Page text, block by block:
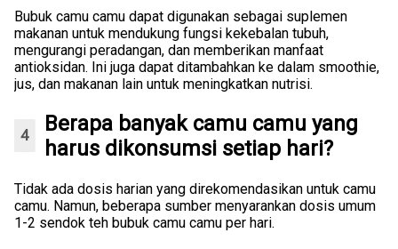
Bubuk camu camu dapat digunakan sebagai suplemen
makanan untuk mendukung fungsi kekebalan tubuh,
mengurangi peradangan, dan memberikan manfaat
antioksidan. Ini juga dapat ditambahkan ke dalam smoothie,
jus, dan makanan lain untuk meningkatkan nutrisi.
Berapa banyak camu camu yang
harus dikonsumsi setiap hari?
Tidak ada dosis harian yang direkomendasikan untuk camu
camu. Namun, beberapa sumber menyarankan dosis umum
1-2 sendok teh bubuk camu camu per hari.